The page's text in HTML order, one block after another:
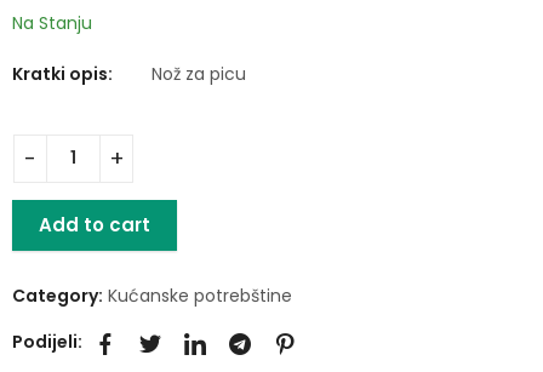
Na Stanju
Kratki opis: Nož za picu
Add to cart
Category: Kućanske potrebštine
Podijeli: